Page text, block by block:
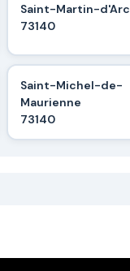
Saint-Martin-d'Arc
73140
Saint-Michel-de-
Maurienne
73140